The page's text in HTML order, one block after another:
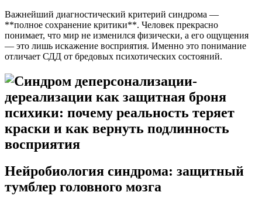
Важнейший диагностический критерий синдрома —
**полное сохранение критики**. Человек прекрасно
понимает, что мир не изменился физически, а его ощущения
— это лишь искажение восприятия. Именно это понимание
отличает СДД от бредовых психотических состояний.
Нейробиология синдрома: защитный
тумблер головного мозга